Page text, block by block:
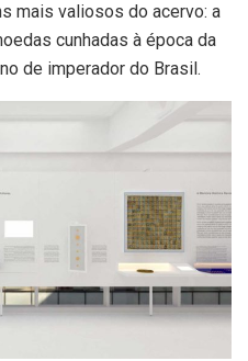
mais valiosos do acervo: a
cunhadas à época da
de imperador do Brasil.